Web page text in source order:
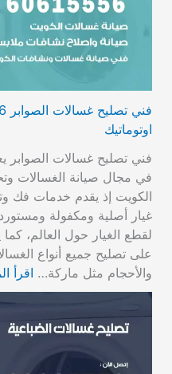
اوتوماتيك
فني تصليح غسالات الصوابر
في مجال صيانة الغسالات
الكويت إذ يقدم خدمات فك
غيار أصلية ومكفولة
لقطع الغيار حول العالم،
على تصليح جميع أنواع
والأحجام مثل ماركة… اقرأ